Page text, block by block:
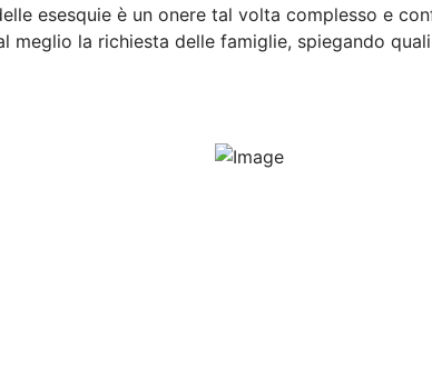
esesquie è un onere tal volta complesso e
meglio la richiesta delle famiglie, spiegando